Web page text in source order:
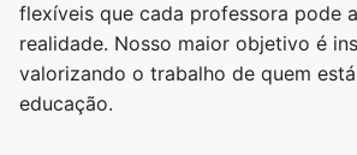
flexíveis que cada professora pode
realidade. Nosso maior objetivo é
valorizando o trabalho de quem
educação.